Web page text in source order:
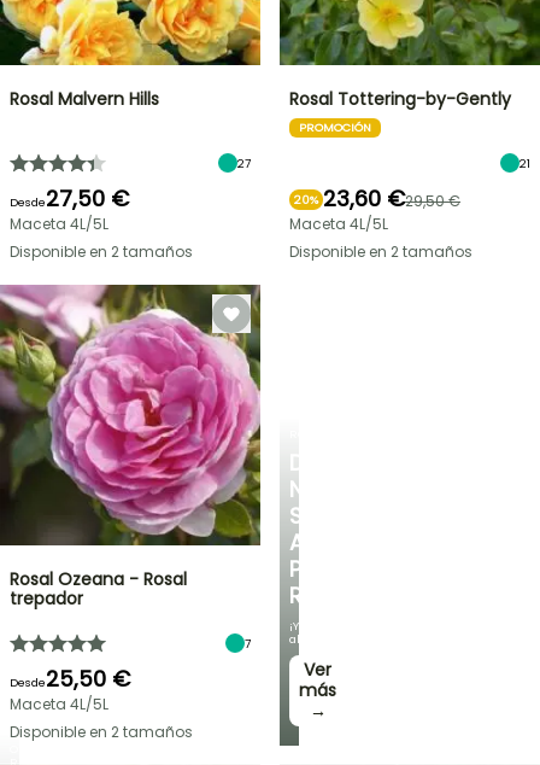
DESCUBRE
NUESTRA
SELECCIÓN
A
PRECIOS
REDUCIDOS
¡Y
ahorra!
Ver
más
→
Rosal Malvern Hills
27
Desde27,50 €
Maceta 4L/5L
Disponible en 2 tamaños
Rosal Tottering-by-Gently
PROMOCIÓN
21
20% 23,60 €29,50 €
Maceta 4L/5L
Disponible en 2 tamaños
Rosal Ozeana - Rosal
trepador
7
Desde25,50 €
Maceta 4L/5L
Disponible en 2 tamaños